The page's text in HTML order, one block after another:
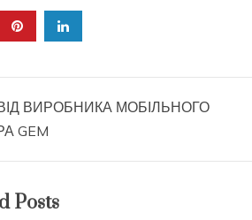
ВИРОБНИКА МОБІЛЬНОГО
GEM
Posts